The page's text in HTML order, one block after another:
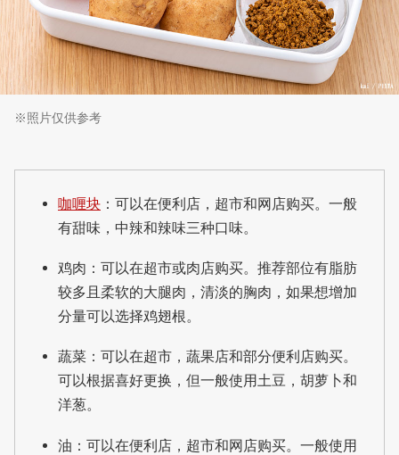
※照片仅供参考
咖喱块 ：可以在便利店，超市和网店购买。一般
有甜味，中辣和辣味三种口味。
鸡肉：可以在超市或肉店购买。推荐部位有脂肪
较多且柔软的大腿肉，清淡的胸肉，如果想增加
分量可以选择鸡翅根。
蔬菜：可以在超市，蔬果店和部分便利店购买。
可以根据喜好更换，但一般使用土豆，胡萝卜和
洋葱。
油：可以在便利店，超市和网店购买。一般使用